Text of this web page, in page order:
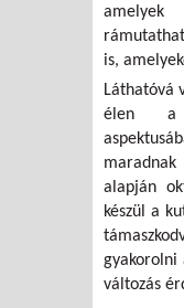
is,
Láthatóvá
élen a
alapján
készül a
gyakorolni
változás